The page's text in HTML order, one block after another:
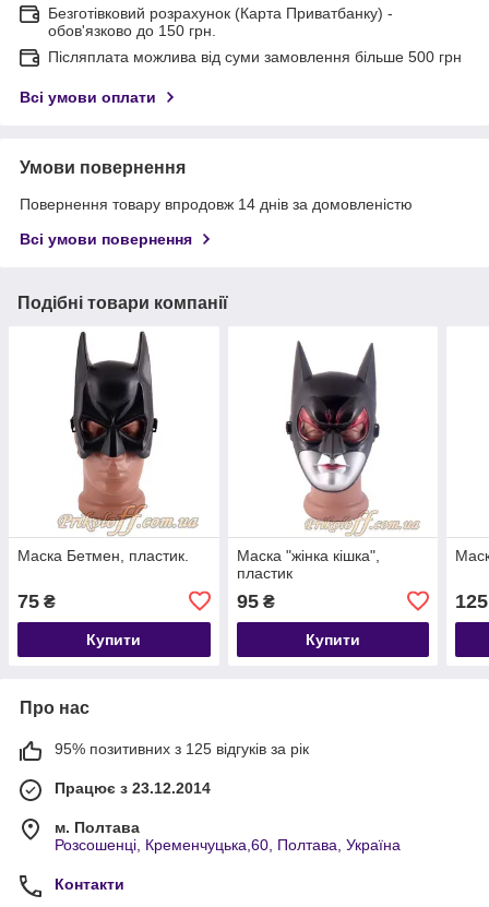
Безготівковий розрахунок (Карта Приватбанку) -
обов'язково до 150 грн.
Післяплата можлива від суми замовлення більше 500 грн
Всі умови оплати
Умови повернення
Повернення товару впродовж 14 днів за домовленістю
Всі умови повернення
Подібні товари компанії
Маска Бетмен, пластик.
75 ₴
Купити
Маска "жінка кішка",
пластик
95₴
Купити
125
Про нас
95% позитивних з 125 відгуків за рік
Працює з 23.12.2014
м. Полтава
Розсошенці, Кременчуцька,60, Полтава, Україна
Контакти